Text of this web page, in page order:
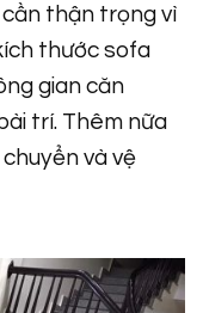
cần thận trọng vì
thước sofa
gian căn
trí. Thêm nữa
và vệ